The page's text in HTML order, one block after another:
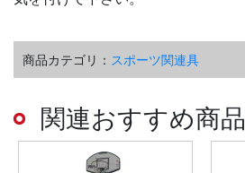
商品カテゴリ： スポーツ関連具
関連おすすめ商品